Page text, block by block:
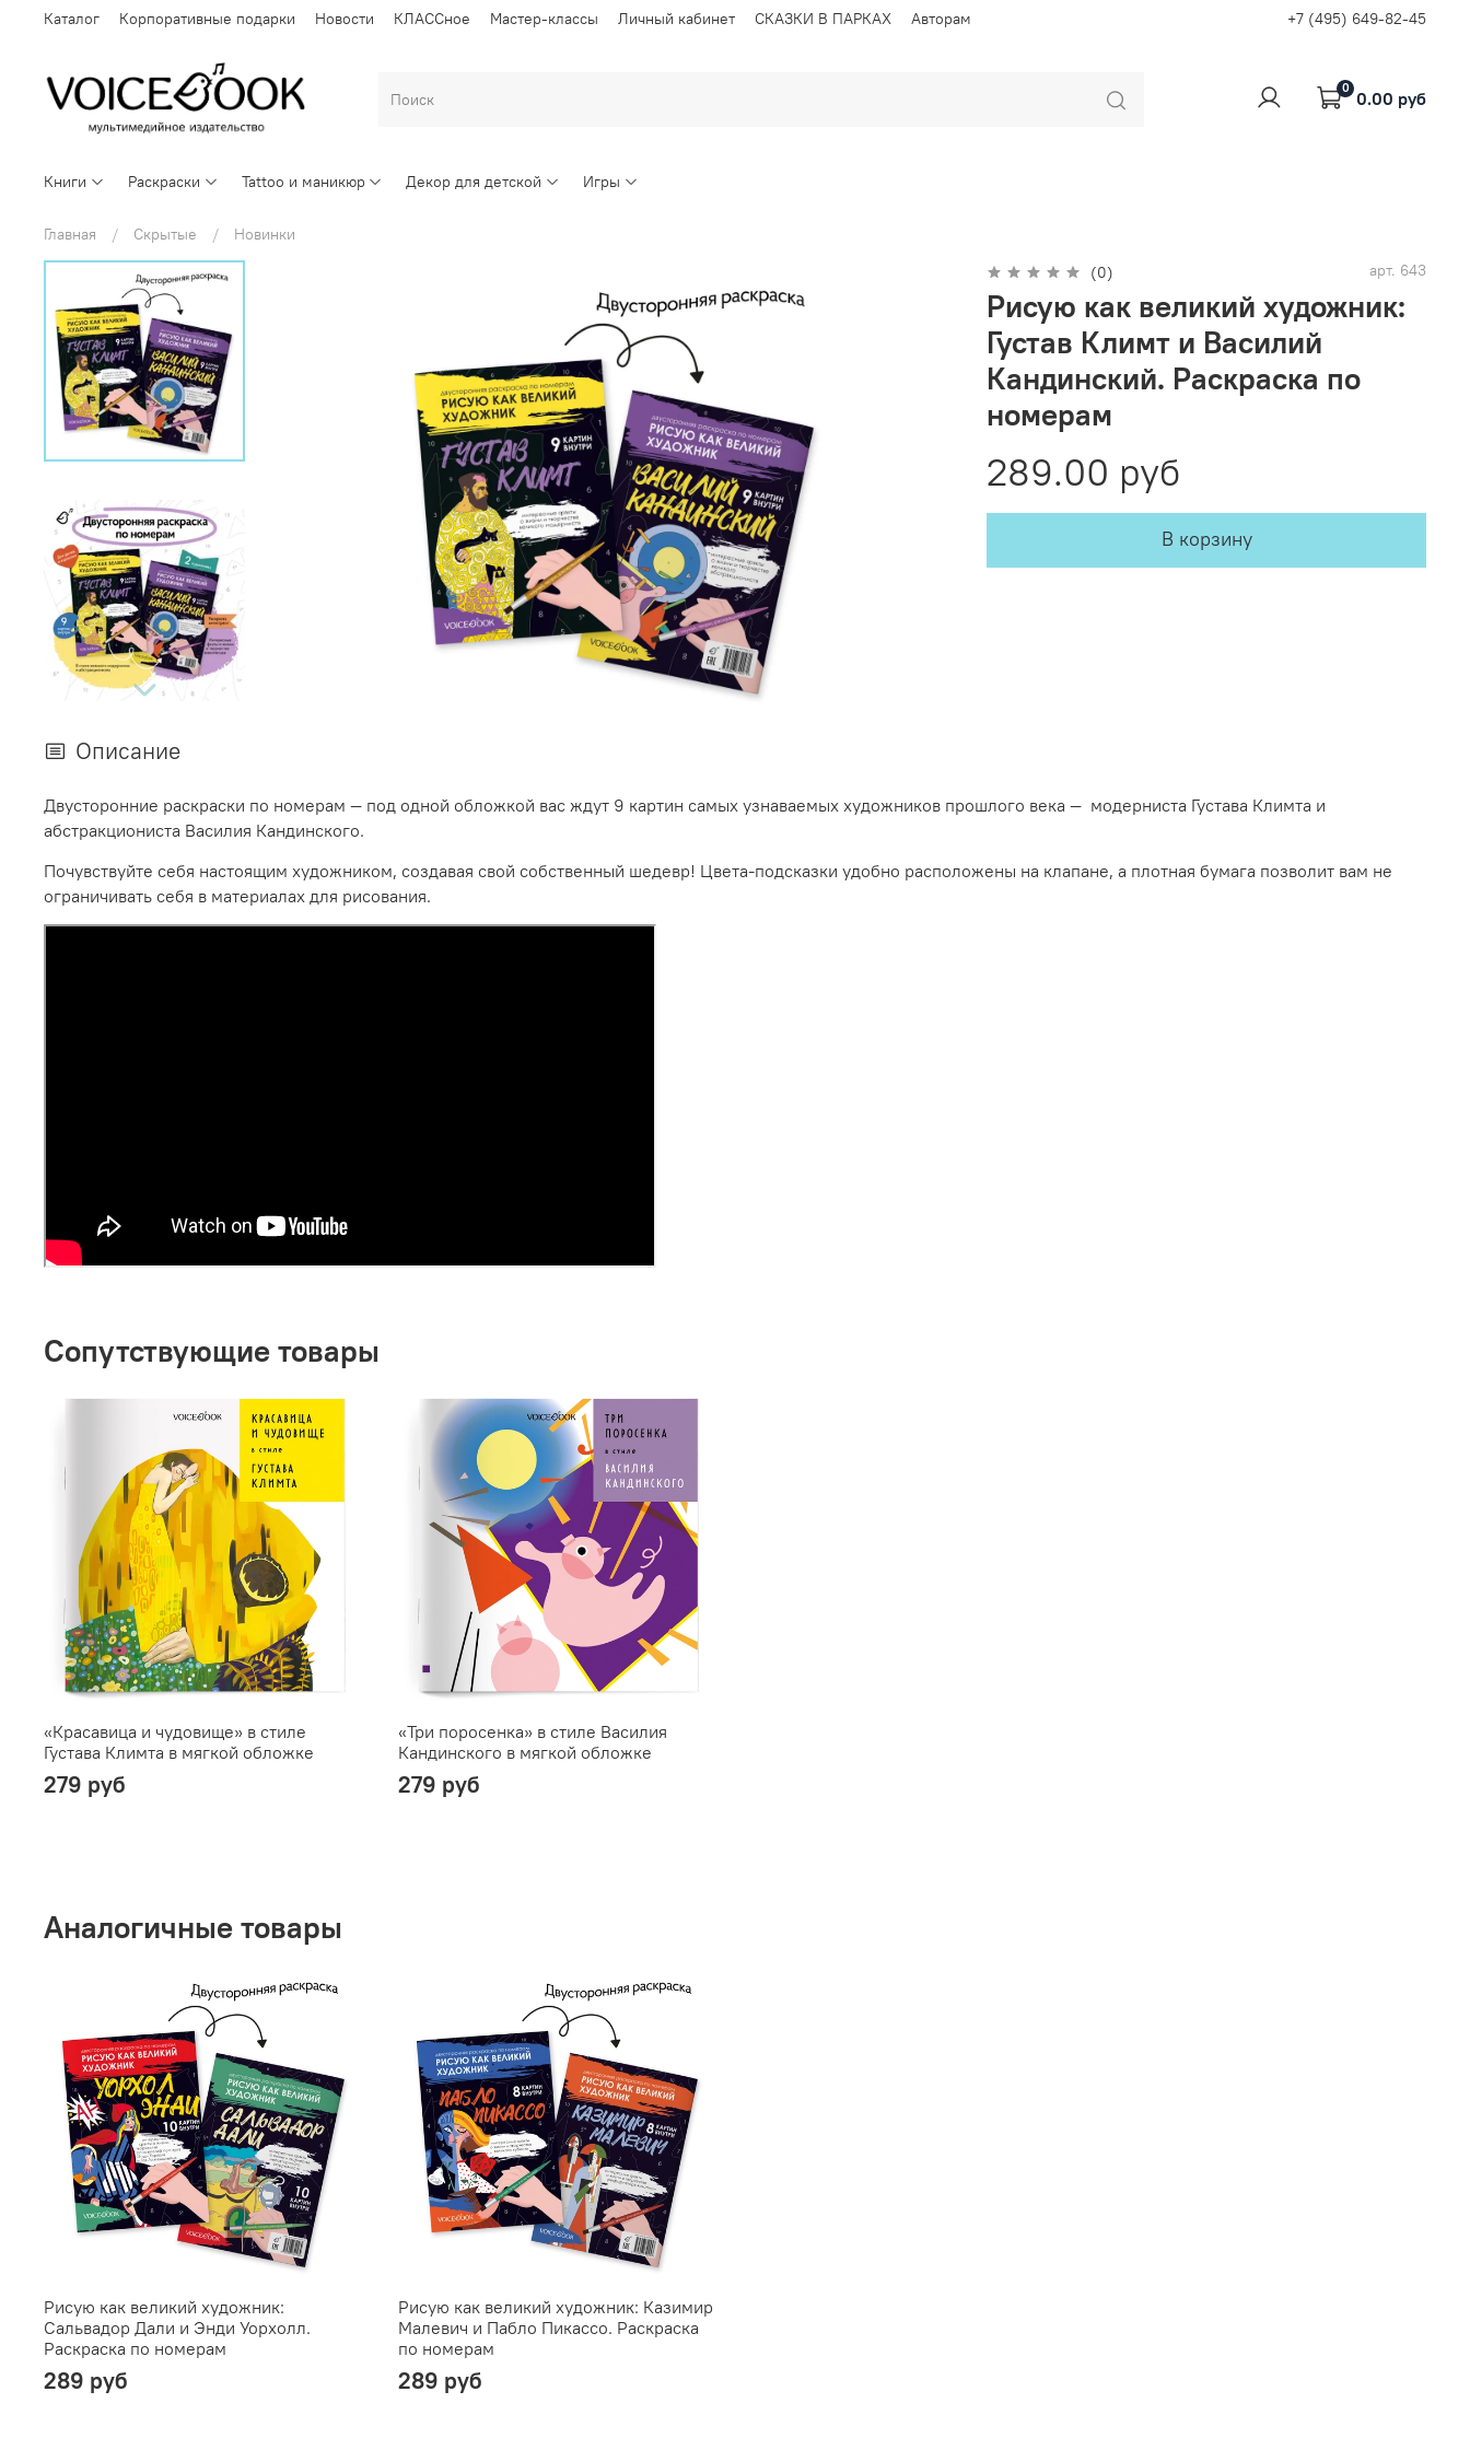
Каталог Корпоративные подарки Новости КЛАССное Мастер-классы Личный кабинет СКАЗКИ В ПАРКАХ Авторам +7 (495) 649-82-45
0 0.00 руб
Книги Раскраски Tattoo и маникюр Декор для детской Игры
Главная Скрытые
Новинки
(0)
арт. 643
Рисую как великий художник:
Густав Климт и Василий
Кандинский. Раскраска по
номерам
289.00 руб
В корзину
Описание
Двусторонние раскраски по номерам — под одной обложкой вас ждут 9 картин самых узнаваемых художников прошлого века — модерниста Густава Климта и
абстракциониста Василия Кандинского.
Почувствуйте себя настоящим художником, создавая свой собственный шедевр! Цвета-подсказки удобно расположены на клапане, а плотная бумага позволит вам не
ограничивать себя в материалах для рисования.
Сопутствующие товары
«Красавица и чудовище» в стиле
Густава Климта в мягкой обложке
279 руб
«Три поросенка» в стиле Василия
Кандинского в мягкой обложке
279 руб
Аналогичные товары
Рисую как великий художник:
Сальвадор Дали и Энди Уорхолл.
Раскраска по номерам
289 руб
Рисую как великий художник: Казимир
Малевич и Пабло Пикассо. Раскраска
по номерам
289 руб